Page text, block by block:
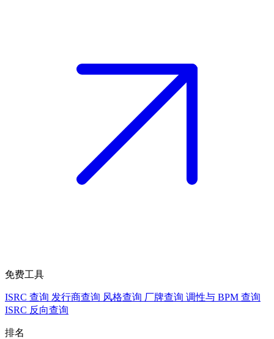
免费工具
ISRC 查询 发行商查询 风格查询 厂牌查询 调性与 BPM 查询
ISRC 反向查询
排名